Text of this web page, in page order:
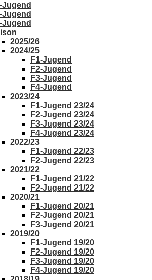
Jugend
Jugend
Jugend
2025/26
2024/25
F1-Jugend
F2-Jugend
F3-Jugend
F4-Jugend
2023/24
F1-Jugend 23/24
F2-Jugend 23/24
F3-Jugend 23/24
F4-Jugend 23/24
2022/23
F1-Jugend 22/23
F2-Jugend 22/23
2021/22
F1-Jugend 21/22
F2-Jugend 21/22
2020/21
F1-Jugend 20/21
F2-Jugend 20/21
F3-Jugend 20/21
2019/20
F1-Jugend 19/20
F2-Jugend 19/20
F3-Jugend 19/20
F4-Jugend 19/20